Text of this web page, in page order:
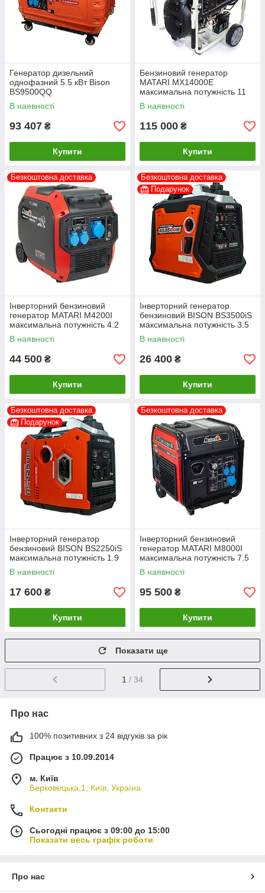
Генератор дизельний
однофазний 5.5 кВт Bison
BS9500QQ
В наявності
93 407 ₴
Купити
Бензиновий генератор
MATARI MX14000E
максимальна потужність 11
кВт
В наявності
115 000 ₴
Купити
Безкоштовна доставка
Інверторний бензиновий
генератор MATARI M4200I
максимальна потужність 4.2
кВт
В наявності
44 500 ₴
Купити
Безкоштовна доставка
Подарунок
Інверторний генератор
бензиновий BISON BS3500iS
максимальна потужність 3.5
кВт
В наявності
26 400 ₴
Купити
Безкоштовна доставка
Подарунок
Інверторний генератор
бензиновий BISON BS2250iS
максимальна потужність 1.9
кВт
В наявності
17 600 ₴
Купити
Безкоштовна доставка
Інверторний бензиновий
генератор MATARI M8000I
максимальна потужність 7.5
кВт
В наявності
95 500 ₴
Купити
Показати ще
1 / 34
Про нас
100% позитивних з 24 відгуків за рік
Працює з 10.09.2014
м. Київ
Берковецька,1, Київ, Україна
Контакти
Сьогодні працює з 09:00 до 15:00
Показати весь графік роботи
Про нас